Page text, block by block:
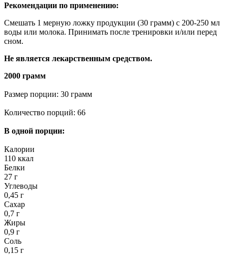
Рекомендации по применению:
Смешать 1 мерную ложку продукции (30 грамм) с 200-250 мл
воды или молока. Принимать после тренировки и/или перед
сном.
Не является лекарственным средством.
2000 грамм
Размер порции: 30 грамм
Количество порций: 66
В одной порции:
Калории
110 ккал
Белки
27 г
Углеводы
0,45 г
Сахар
0,7 г
Жиры
0,9 г
Соль
0,15 г